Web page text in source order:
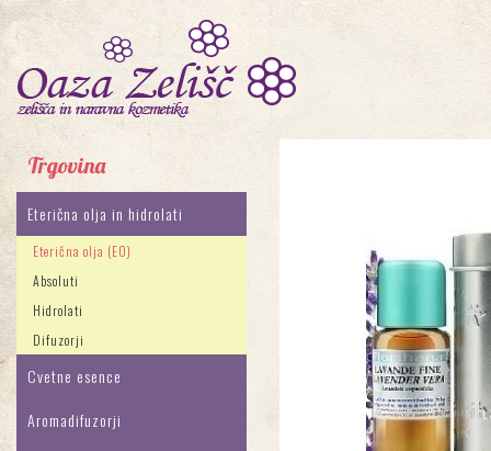
Trgovina
Eterična olja in hidrolati
Eterična olja (EO)
Absoluti
Hidrolati
Difuzorji
Cvetne esence
Aromadifuzorji